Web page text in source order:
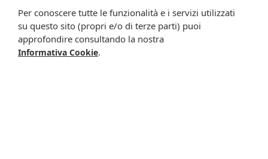
ISCRIVITI ALLA NEWSLETTER
Per conoscere tutte le funzionalità e i servizi utilizzati
su questo sito (propri e/o di terze parti) puoi
approfondire consultando la nostra
Informativa Cookie.